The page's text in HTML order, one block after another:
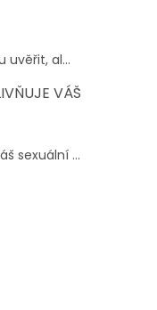
uvěřit, al...
VÁŠ
sexuální ...